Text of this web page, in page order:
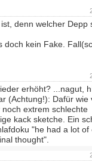
denn welcher Depp
doch kein Fake.
erhöht? ...nagut,
(Achtung!): Dafür wie
extrem schlechte
kack sketche. Ein
"he had a lot of
thought".